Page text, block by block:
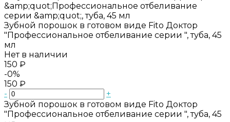
Зубной порошок в готовом виде Fito Доктор
"Профессиональное отбеливание серии ", туба, 45
мл
Нет в наличии
150 ₽
-0%
150 ₽
-
+
Зубной порошок в готовом виде Fito Доктор
"Профессиональное отбеливание серии ", туба, 45